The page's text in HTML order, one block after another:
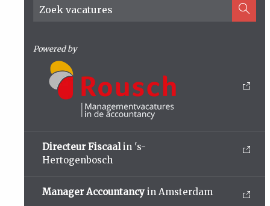
Powered by
Directeur Fiscaalin 's-
Hertogenbosch
Manager Accountancy in Amsterdam